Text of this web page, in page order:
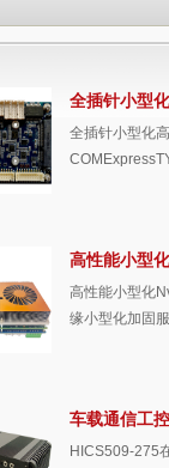
全插针小型
全插针小型化
高性能小型
高性能小型化
缘小型化加固
车载通信工
HICS509-275